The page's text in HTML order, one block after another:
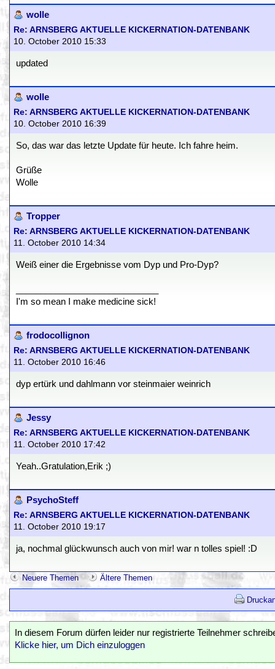
wolle
Re: ARNSBERG AKTUELLE KICKERNATION-DATENBANK
10. October 2010 15:33
updated
wolle
Re: ARNSBERG AKTUELLE KICKERNATION-DATENBANK
10. October 2010 16:39
So, das war das letzte Update für heute. Ich fahre heim.
Grüße
Wolle
Tropper
Re: ARNSBERG AKTUELLE KICKERNATION-DATENBANK
11. October 2010 14:34
Weiß einer die Ergebnisse vom Dyp und Pro-Dyp?
I'm so mean I make medicine sick!
frodocollignon
Re: ARNSBERG AKTUELLE KICKERNATION-DATENBANK
11. October 2010 16:46
dyp ertürk und dahlmann vor steinmaier weinrich
Jessy
Re: ARNSBERG AKTUELLE KICKERNATION-DATENBANK
11. October 2010 17:42
Yeah..Gratulation,Erik ;)
PsychoSteff
Re: ARNSBERG AKTUELLE KICKERNATION-DATENBANK
11. October 2010 19:17
ja, nochmal glückwunsch auch von mir! war n tolles spiel! :D
Neuere Themen Ältere Themen
In diesem Forum dürfen leider nur registrierte Teilnehmer
Klicke hier, um Dich einzuloggen